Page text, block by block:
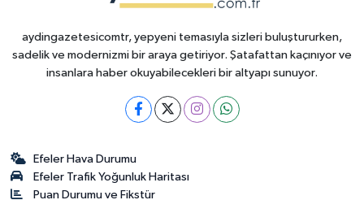
aydingazetesicomtr, yepyeni temasıyla sizleri buluştururken,
sadelik ve modernizmi bir araya getiriyor. Şatafattan kaçınıyor ve
insanlara haber okuyabilecekleri bir altyapı sunuyor.
Efeler Hava Durumu
Efeler Trafik Yoğunluk Haritası
Puan Durumu ve Fikstür